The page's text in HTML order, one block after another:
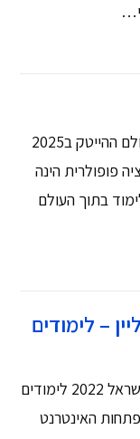
קורס מחשבים וגרפיקה התחום החדש זה עולם ההייטק ב2025
פופולרית הינה
בתוך העולם
– לימודים
קורסים אונליין - לימודים מקוונים ברשת בישראל 2022 לימודים
האינטרנט